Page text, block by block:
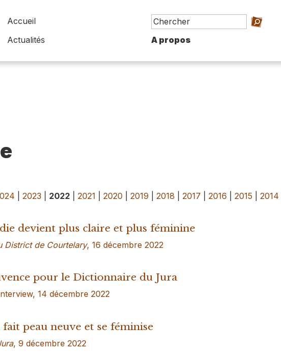
Accueil
Actualités
A propos
|2023 2022 |2021 |2020 |2019 |2018 |2017 |2016 |2015 |2014
devient plus claire et plus féminine
District de Courtelary, 16 décembre 2022
pour le Dictionnaire du Jura
14 décembre 2022
peau neuve et se féminise
, 9 décembre 2022